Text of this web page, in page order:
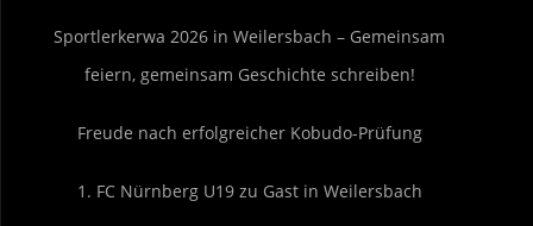
Sportlerkerwa 2026 in Weilersbach – Gemeinsam
feiern, gemeinsam Geschichte schreiben!
Freude nach erfolgreicher Kobudo-Prüfung
1. FC Nürnberg U19 zu Gast in Weilersbach